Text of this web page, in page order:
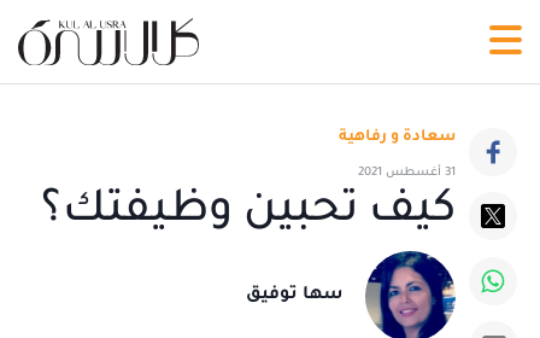
سعادة و رفاهية
31 أغسطس 2021
كيف تحبين وظيفتك؟
سها توفيق